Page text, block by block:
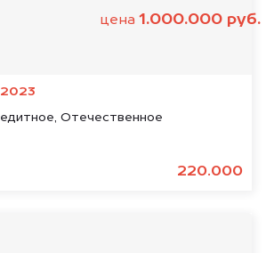
2023
Отечественное
220.000
цена 1.000.000 руб.